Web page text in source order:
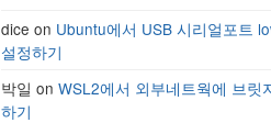
dice on Ubuntu에서 USB 시리얼포트
설정하기
박일 on WSL2에서 외부네트웍에 브릿
하기